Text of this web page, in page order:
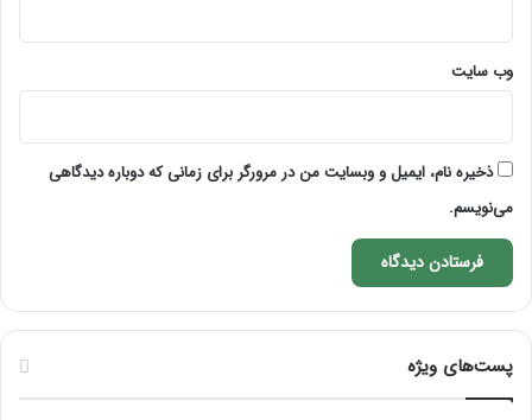
وب‌ سایت
ذخیره نام، ایمیل و وبسایت من در مرورگر برای زمانی که دوباره دیدگاهی
می‌نویسم.
پست‌های ویژه